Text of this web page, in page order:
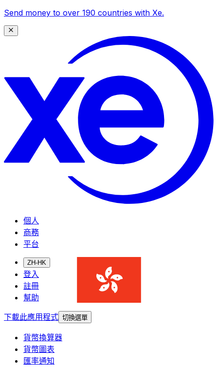
Send money to over 190 countries with Xe.
個人
商務
平台
ZH-HK
登入
註冊
幫助
下載此應用程式 切換選單
貨幣換算器
貨幣圖表
匯率通知